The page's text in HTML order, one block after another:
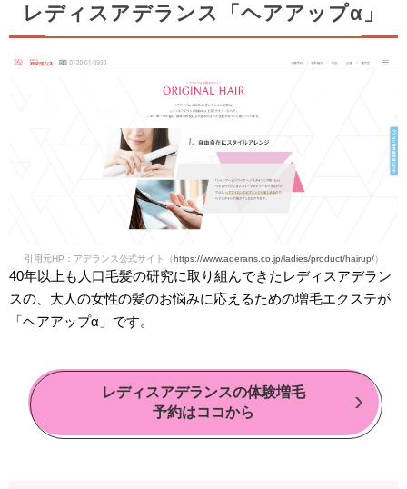
レディスアデランス「ヘアアップα」
引用元HP：アデランス公式サイト（https://www.aderans.co.jp/ladies/product/hairup/）
40年以上も人口毛髪の研究に取り組んできたレディスアデラン
スの、大人の女性の髪のお悩みに応えるための増毛エクステが
「ヘアアップα」です。
レディスアデランスの体験増毛
予約はココから